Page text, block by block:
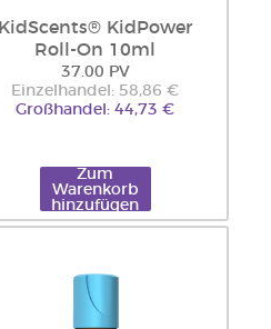
KidScents® KidPower
Roll-On 10ml
37.00 PV
Einzelhandel: 58,86 €
Großhandel: 44,73 €
Zum
Warenkorb
hinzufügen